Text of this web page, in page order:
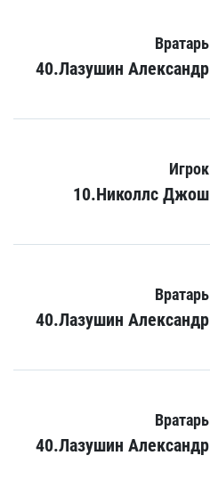
Вратарь
40.Лазушин Александр
Игрок
10.Николлс Джош
Вратарь
40.Лазушин Александр
Вратарь
40.Лазушин Александр